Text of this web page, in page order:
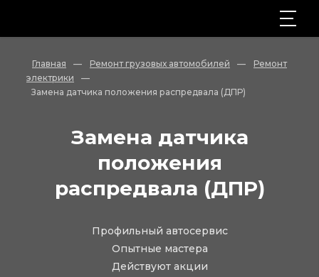
Главная — Ремонт грузовых автомобилей —
Ремонт
электрики
—
Замена датчика положения распредвала (ДПР)
Замена датчика
положения
распредвала (ДПР)
Профильный автосервис
Опытные мастера
Действуют акции